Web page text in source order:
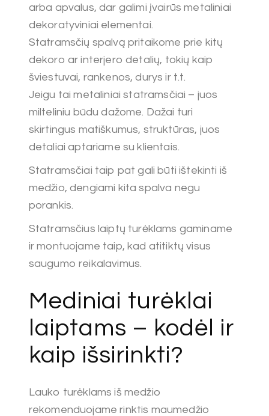
arba apvalus, dar galimi įvairūs metaliniai
dekoratyviniai elementai.
Statramsčių spalvą pritaikome prie kitų
dekoro ar interjero detalių, tokių kaip
šviestuvai, rankenos, durys ir t.t.
Jeigu tai metaliniai statramsčiai – juos
milteliniu būdu dažome. Dažai turi
skirtingus matiškumus, struktūras, juos
detaliai aptariame su klientais.
Statramsčiai taip pat gali būti ištekinti iš
medžio, dengiami kita spalva negu
porankis.
Statramsčius laiptų turėklams gaminame
ir montuojame taip, kad atitiktų visus
saugumo reikalavimus.
Mediniai turėklai
laiptams – kodėl ir
kaip išsirinkti?
Lauko turėklams iš medžio
rekomenduojame rinktis maumedžio